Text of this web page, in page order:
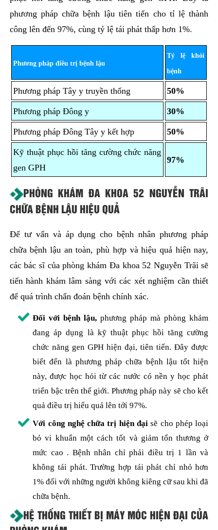
Phương pháp điều trị bệnh lậu
Tỷ lệ khỏi
50%
30%
Phương pháp Đông Tây y kết hợp 50%
Kỹ thuật phục hồi tăng cường chức năng
gen GPH
97%
PHÒNG KHÁM ĐA KHOA 52 NGUYỄN TRÃI
CHỮA BỆNH LẬU HIỆU QUẢ
Để tư vấn và áp dụng cho bệnh nhân phương pháp
chữa bệnh lậu an toàn, phù hợp và hiệu quả hiện nay,
các bác sĩ của phòng khám Đa khoa 52 Nguyễn Trãi sẽ
tiến hành khám lâm sàng với các xét nghiệm cần thiết
để quá trình chẩn đoán bệnh chính xác.
Đối với bệnh lậu,phương pháp mà phòng khám
đang áp dụng là kỹ thuật phục hồi tăng cường
biết đến là phương pháp chữa bệnh lậu tốt hiện
này, được học hỏi từ các nước có nền y học phát
triển bậc trên thế giới. Phương pháp này sẽ cho kết
quả điều trị hiểu quả lên tới 97%.
Với công nghệ chữa trị hiện đạisẽ cho phép loại
bỏ vi khuẩn một cách tốt và giảm tổn thương ở
không tái phát. Trường hợp tái phát chỉ nhỏ hơn
1% đối với những người không kiêng cữ sau khi đã
HỆ THỐNG THIẾT BỊ MÁY MÓC HIỆN ĐẠI CỦA
PHÒNG KHÁM
Như đã trình bày ở trên, phòng khám Đa khoa 52